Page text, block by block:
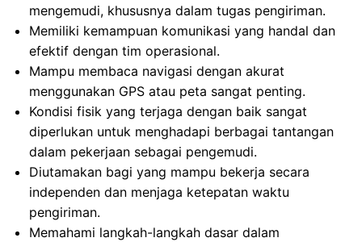
mengemudi, khususnya dalam tugas pengiriman.
Memiliki kemampuan komunikasi yang handal dan
efektif dengan tim operasional.
Mampu membaca navigasi dengan akurat
menggunakan GPS atau peta sangat penting.
Kondisi fisik yang terjaga dengan baik sangat
diperlukan untuk menghadapi berbagai tantangan
dalam pekerjaan sebagai pengemudi.
Diutamakan bagi yang mampu bekerja secara
independen dan menjaga ketepatan waktu
pengiriman.
Memahami langkah-langkah dasar dalam